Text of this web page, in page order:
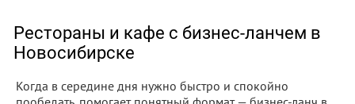
Рестораны и кафе с бизнес-ланчем в
Новосибирске
Когда в середине дня нужно быстро и спокойно